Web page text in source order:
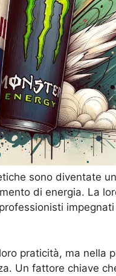
sono diventate
di energia. La
praticità, ma nella
Un fattore chiave